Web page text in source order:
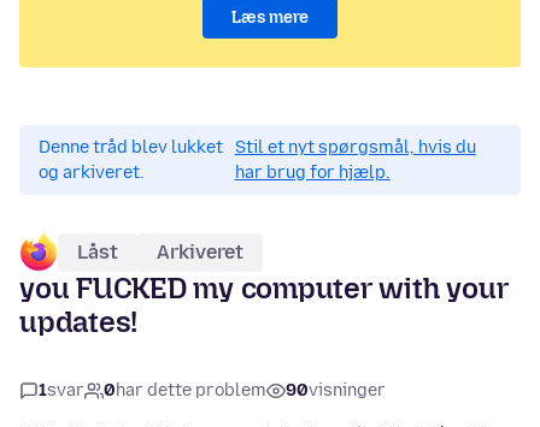
Læs mere
Denne tråd blev lukket
og arkiveret.
Stil et nyt spørgsmål, hvis du
har brug for hjælp.
Låst Arkiveret
you FUCKED my computer with your
updates!
1svar 0har dette problem 90visninger